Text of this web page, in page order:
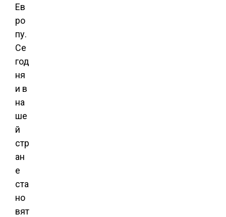
Ев
ро
пу.
Се
год
ня
и в
на
ше
й
стр
ан
е
ста
но
вят